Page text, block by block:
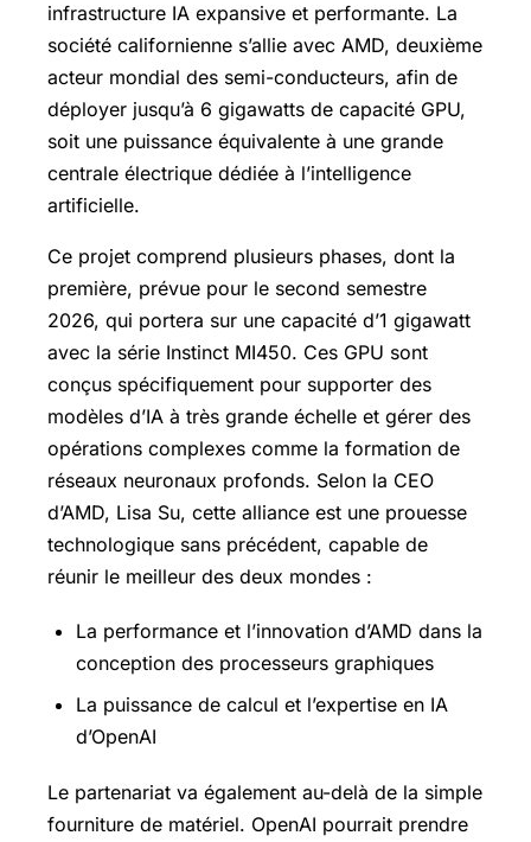
infrastructure IA expansive et performante. La
société californienne s’allie avec AMD, deuxième
acteur mondial des semi-conducteurs, afin de
déployer jusqu’à 6 gigawatts de capacité GPU,
soit une puissance équivalente à une grande
centrale électrique dédiée à l’intelligence
artificielle.
Ce projet comprend plusieurs phases, dont la
première, prévue pour le second semestre
2026, qui portera sur une capacité d’1 gigawatt
avec la série Instinct MI450. Ces GPU sont
conçus spécifiquement pour supporter des
modèles d’IA à très grande échelle et gérer des
opérations complexes comme la formation de
réseaux neuronaux profonds. Selon la CEO
d’AMD, Lisa Su, cette alliance est une prouesse
technologique sans précédent, capable de
réunir le meilleur des deux mondes :
La performance et l’innovation d’AMD dans la
conception des processeurs graphiques
La puissance de calcul et l’expertise en IA
d’OpenAI
Le partenariat va également au-delà de la simple
fourniture de matériel. OpenAI pourrait prendre